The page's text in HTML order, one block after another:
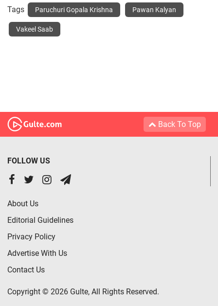
Tags Paruchuri Gopala Krishna Pawan Kalyan
Vakeel Saab
Back To Top
FOLLOW US
About Us
Editorial Guidelines
Privacy Policy
Advertise With Us
Contact Us
Copyright © 2026 Gulte, All Rights Reserved.